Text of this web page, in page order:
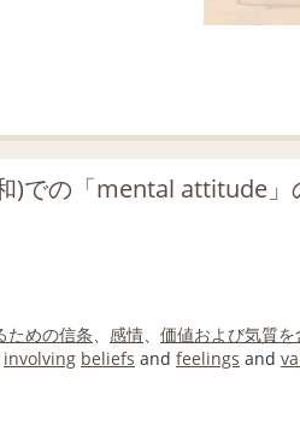
)での「mental attitude」
ための信条、 感情、 価値および気質を
involving beliefs and feelings and